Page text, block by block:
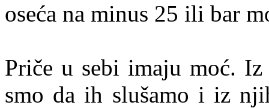
oseća na minus 25 ili bar
Priče u sebi imaju moć.
smo da ih slušamo i iz